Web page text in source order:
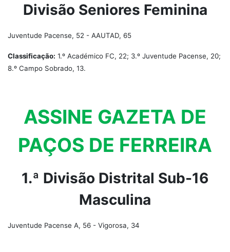
Divisão Seniores Feminina
Juventude Pacense, 52 - AAUTAD, 65
Classificação: 1.º Académico FC, 22; 3.º Juventude Pacense, 20;
8.º Campo Sobrado, 13.
ASSINE GAZETA DE
PAÇOS DE FERREIRA
1.ª Divisão Distrital Sub-16
Masculina
Juventude Pacense A, 56 - Vigorosa, 34